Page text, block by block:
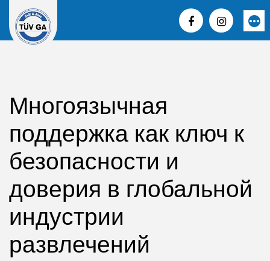
content
More
Многоязычная
поддержка как ключ к
безопасности и
доверия в глобальной
индустрии
развлечений